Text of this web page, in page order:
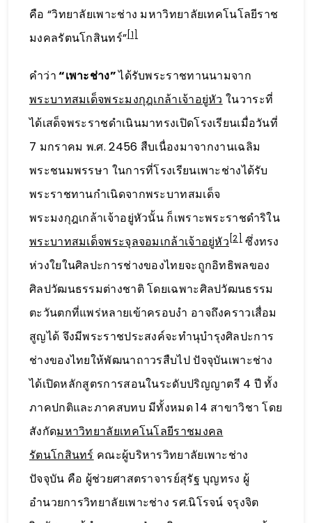
คือ “วิทยาลัยเพาะช่าง มหาวิทยาลัยเทคโนโลยีราช
มงคลรัตนโกสินทร์” [1]
คำว่า“เพาะช่าง”ได้รับพระราชทานนามจาก
พระบาทสมเด็จพระมงกุฎเกล้าเจ้าอยู่หัว ในวาระที่
ได้เสด็จพระราชดำเนินมาทรงเปิดโรงเรียนเมื่อวันที่
7 มกราคม พ.ศ. 2456 สืบเนื่องมาจากงานเฉลิม
พระชนมพรรษา ในการที่โรงเรียนเพาะช่างได้รับ
พระราชทานกำเนิดจากพระบาทสมเด็จ
พระมงกุฎเกล้าเจ้าอยู่หัวนั้น ก็เพราะพระราชดำริใน
พระบาทสมเด็จพระจุลจอมเกล้าเจ้าอยู่หัว [2] ซึ่งทรง
ห่วงใยในศิลปะการช่างของไทยจะถูกอิทธิพลของ
ศิลปวัฒนธรรมต่างชาติ โดยเฉพาะศิลปวัฒนธรรม
ตะวันตกที่แพร่หลายเข้าครอบงำ อาจถึงคราวเสื่อม
สูญได้ จึงมีพระราชประสงค์จะทำนุบำรุงศิลปะการ
ช่างของไทยให้พัฒนาถาวรสืบไป ปัจจุบันเพาะช่าง
ได้เปิดหลักสูตรการสอนในระดับปริญญาตรี 4 ปี ทั้ง
ภาคปกติและภาคสบทบ มีทั้งหมด 14 สาขาวิชา โดย
สังกัดมหาวิทยาลัยเทคโนโลยีราชมงคล
รัตนโกสินทร์ คณะผู้บริหารวิทยาลัยเพาะช่าง
ปัจจุบัน คือ ผู้ช่วยศาสตราจารย์สุรัฐ บุญทรง ผู้
อำนวยการวิทยาลัยเพาะช่าง รศ.นิโรจน์ จรุงจิต